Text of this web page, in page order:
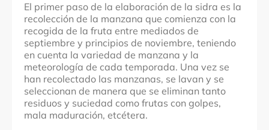
El primer paso de la elaboración de la sidra es la
recolección de la manzana que comienza con la
recogida de la fruta entre mediados de
septiembre y principios de noviembre, teniendo
en cuenta la variedad de manzana y la
meteorología de cada temporada. Una vez se
han recolectado las manzanas, se lavan y se
seleccionan de manera que se eliminan tanto
residuos y suciedad como frutas con golpes,
mala maduración, etcétera.